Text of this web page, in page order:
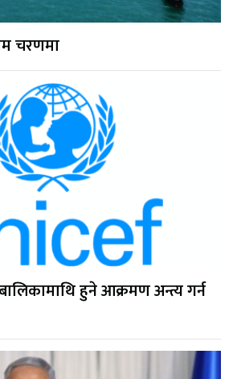
चरणमा
हुने आक्रमण अन्त्य गर्न